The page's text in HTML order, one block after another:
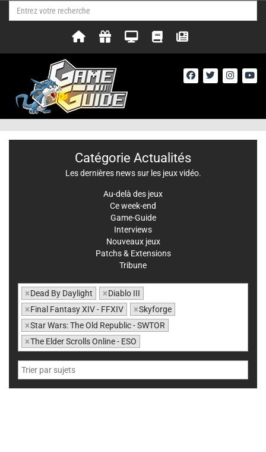
Catégorie Actualités
Les dernières news sur les jeux vidéo.
Au-delà des jeux
Ce week-end
Game-Guide
Interviews
Nouveaux jeux
Patchs & Extensions
Tribune
×Dead By Daylight ×Diablo III
×Final Fantasy XIV - FFXIV ×Skyforge
×Star Wars: The Old Republic - SWTOR
×The Elder Scrolls Online - ESO